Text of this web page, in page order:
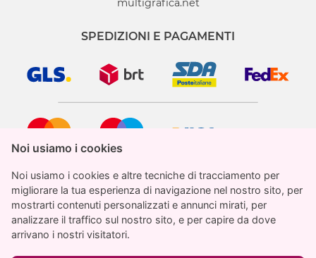
Noi usiamo i cookies
Noi usiamo i cookies e altre tecniche di tracciamento per
migliorare la tua esperienza di navigazione nel nostro sito, per
mostrarti contenuti personalizzati e annunci mirati, per
analizzare il traffico sul nostro sito, e per capire da dove
arrivano i nostri visitatori.
Noi usiamo i cookies
Noi usiamo i cookies e altre tecniche di tracciamento per
migliorare la tua esperienza di navigazione nel nostro sito, per
mostrarti contenuti personalizzati e annunci mirati, per
analizzare il traffico sul nostro sito, e per capire da dove
arrivano i nostri visitatori.
multigrafica.net
SPEDIZIONI E PAGAMENTI
StampaParati.it è un marchio registrato di proprietà